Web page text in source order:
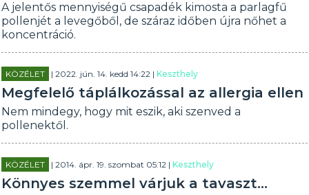
A jelentős mennyiségű csapadék kimosta a parlagfű
pollenjét a levegőből, de száraz időben újra nőhet a
koncentráció.
KÖZÉLET | 2022. jún. 14. kedd 14:22 |Keszthely
Megfelelő táplálkozással az allergia ellen
Nem mindegy, hogy mit eszik, aki szenved a
pollenektől.
KÖZÉLET | 2014. ápr. 19. szombat 05:12 |Keszthely
Könnyes szemmel várjuk a tavaszt...